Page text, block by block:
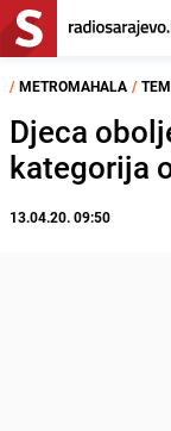
/ METROMAHALA /
Djeca
kategorija
13.04.20. 09:50